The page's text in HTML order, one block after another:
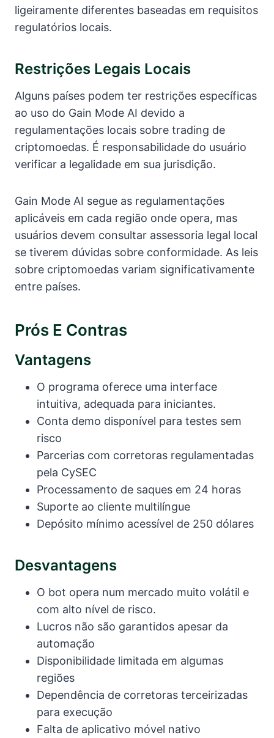
ligeiramente diferentes baseadas em requisitos
regulatórios locais.
Restrições Legais Locais
Alguns países podem ter restrições específicas
ao uso do Gain Mode AI devido a
regulamentações locais sobre trading de
criptomoedas. É responsabilidade do usuário
verificar a legalidade em sua jurisdição.
Gain Mode AI segue as regulamentações
aplicáveis em cada região onde opera, mas
usuários devem consultar assessoria legal local
se tiverem dúvidas sobre conformidade. As leis
sobre criptomoedas variam significativamente
entre países.
Prós E Contras
Vantagens
O programa oferece uma interface
intuitiva, adequada para iniciantes.
Conta demo disponível para testes sem
risco
Parcerias com corretoras regulamentadas
pela CySEC
Processamento de saques em 24 horas
Suporte ao cliente multilíngue
Depósito mínimo acessível de 250 dólares
Desvantagens
O bot opera num mercado muito volátil e
com alto nível de risco.
Lucros não são garantidos apesar da
automação
Disponibilidade limitada em algumas
regiões
Dependência de corretoras terceirizadas
para execução
Falta de aplicativo móvel nativo